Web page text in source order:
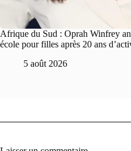
Afrique du Sud : Oprah Winfrey
école pour filles après 20 ans
5 août 2026